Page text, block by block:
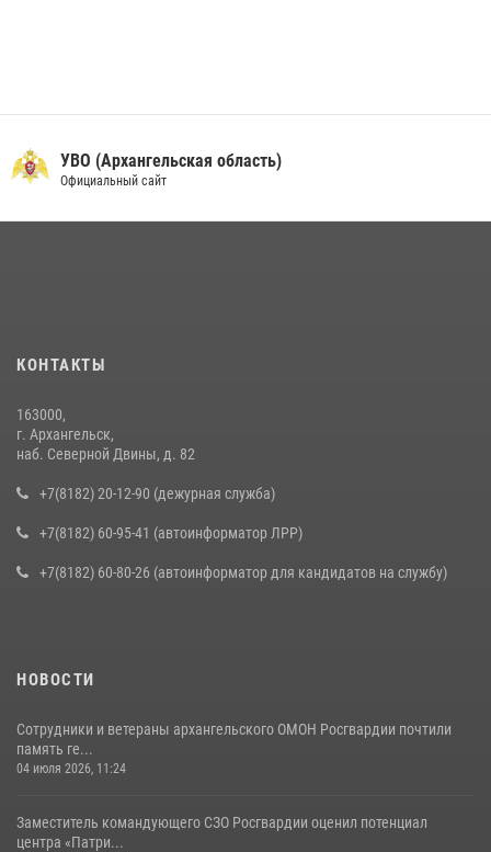
УВО (Архангельская область)
Официальный сайт
КОНТАКТЫ
163000,
г. Архангельск,
наб. Северной Двины, д. 82
+7(8182) 20-12-90 (дежурная служба)
+7(8182) 60-95-41 (автоинформатор ЛРР)
+7(8182) 60-80-26 (автоинформатор для кандидатов на службу)
НОВОСТИ
Сотрудники и ветераны архангельского ОМОН Росгвардии почтили
память ге...
04 июля 2026, 11:24
Заместитель командующего СЗО Росгвардии оценил потенциал
центра «Патри...